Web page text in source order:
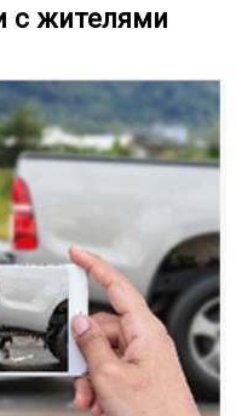
с жителями